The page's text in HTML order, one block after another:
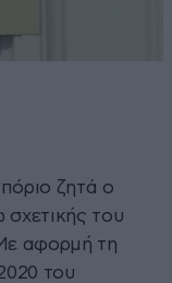
ζητά ο
του
αφορμή τη
του